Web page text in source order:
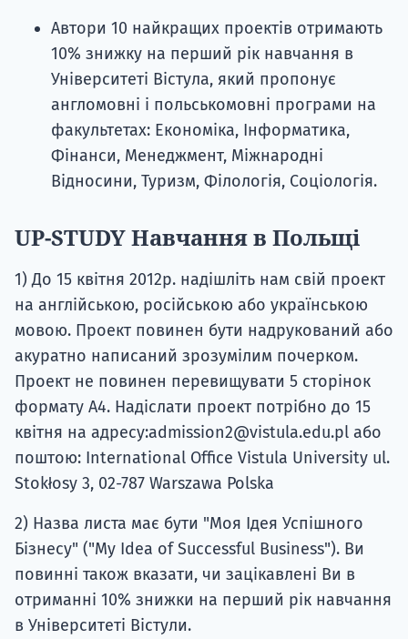
Автори 10 найкращих проектів отримають
10% знижку на перший рік навчання в
Університеті Вістула, який пропонує
англомовні і польськомовні програми на
факультетах: Економіка, Інформатика,
Фінанси, Менеджмент, Міжнародні
Відносини, Туризм, Філологія, Соціологія.
UP-STUDY Навчання в Польщі
1) До 15 квітня 2012р. надішліть нам свій проект
на англійською, російською або українською
мовою. Проект повинен бути надрукований або
акуратно написаний зрозумілим почерком.
Проект не повинен перевищувати 5 сторінок
формату А4. Надіслати проект потрібно до 15
квітня на адресу:admission2@vistula.edu.pl або
поштою: International Office Vistula University ul.
Stokłosy 3, 02-787 Warszawa Polska
2) Назва листа має бути "Моя Ідея Успішного
Бізнесу" ("My Idea of Successful Business"). Ви
повинні також вказати, чи зацікавлені Ви в
отриманні 10% знижки на перший рік навчання
в Університеті Вістули.